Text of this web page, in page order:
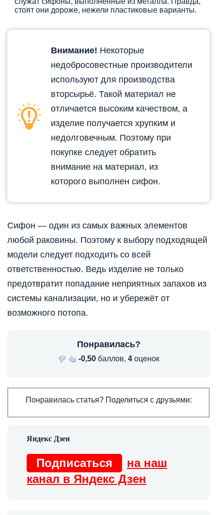
стоят они дороже, нежели пластиковые варианты.
Внимание! Некоторые
недобросовестные производители
используют для производства
вторсырьё. Такой материал не
отличается высоким качеством, а
изделие получается хрупким и
недолговечным. Поэтому при
покупке следует обратить
внимание на материал, из
которого выполнен сифон.
Сифон — один из самых важных элементов
любой раковины. Поэтому к выбору подходящей
модели следует подходить со всей
ответственностью. Ведь изделие не только
предотвратит попадание неприятных запахов из
системы канализации, но и убережёт от
возможного потопа.
Понравилась?
-0,50баллов, 4оценок
Понравилась статья? Поделиться с друзьями:
Подписаться
на наш
канал в Яндекс Дзен